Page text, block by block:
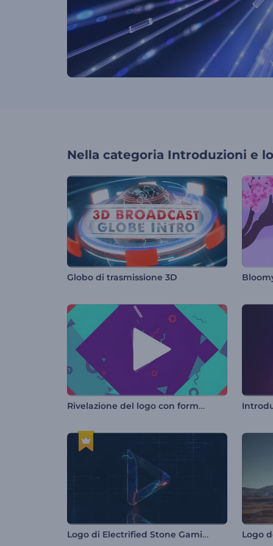
Nella categoria Introduzioni e
Globo di trasmissione 3D
Rivelazione del logo con forme astratte
Logo di Electrified Stone Gaming Logo